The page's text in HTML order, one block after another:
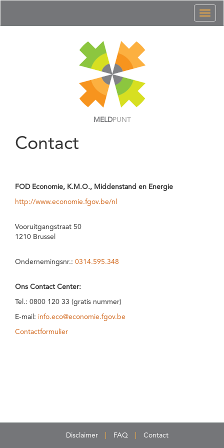
MELDPUNT
Contact
FOD Economie, K.M.O., Middenstand en Energie
http://www.economie.fgov.be/nl
Vooruitgangstraat 50
1210 Brussel
Ondernemingsnr.: 0314.595.348
Ons Contact Center:
Tel.: 0800 120 33 (gratis nummer)
E-mail: info.eco@economie.fgov.be
Contactformulier
Disclaimer FAQ Contact